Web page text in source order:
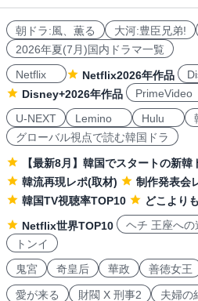
朝ドラ:風、薫る 大河:豊臣兄弟!
2026年夏(7月)国内ドラマ一覧
Netflix
Netflix2026年作品
Disney+2026年作品
PrimeVideo
U-NEXT
Lemino Hulu
グローバル視点で読む韓国ドラ
【最新8月】韓国でスタートの新韓
韓流再現レポ(取材)
制作発表会
韓国TV視聴率TOP10
どこより
Netflix世界TOP10
ヘチ 王座への
トンイ
鬼宮
奇皇后 華政 善徳女王
愛が来る 財閥 X 刑事2 夫婦の